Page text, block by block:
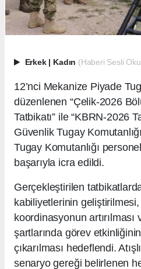
Erkek Kadın (Haberi Sesli
12’nci Mekanize Piyade
düzenlenen “Çelik-2026
Tatbikatı” ile “KBRN-2026
Güvenlik Tugay
Tugay Komutanlığı
başarıyla icra edildi.
Gerçekleştirilen
kabiliyetlerinin geliştirilmesi,
koordinasyonun artırılması
şartlarında görev
çıkarılması hedeflendi.
senaryo gereği belirlenen